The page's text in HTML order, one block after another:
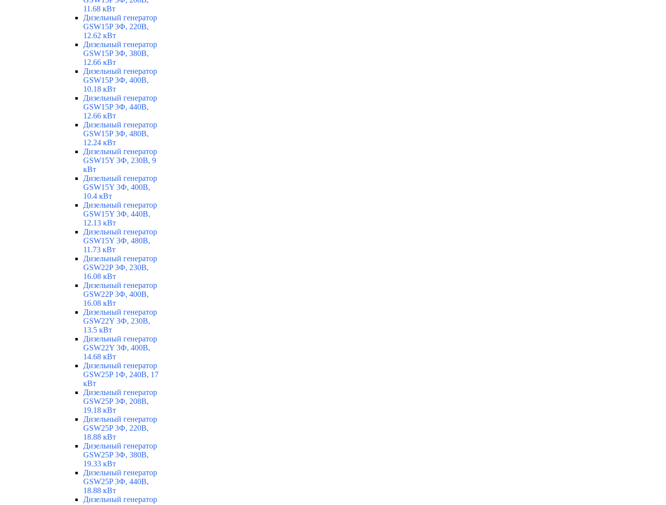
11.68 кВт
Дизельный генератор
GSW15P 3Ф, 220В,
12.62 кВт
Дизельный генератор
GSW15P 3Ф, 380В,
12.66 кВт
Дизельный генератор
GSW15P 3Ф, 400В,
10.18 кВт
Дизельный генератор
GSW15P 3Ф, 440В,
12.66 кВт
Дизельный генератор
GSW15P 3Ф, 480В,
12.24 кВт
Дизельный генератор
GSW15Y 3Ф, 230В, 9
кВт
Дизельный генератор
GSW15Y 3Ф, 400В,
10.4 кВт
Дизельный генератор
GSW15Y 3Ф, 440В,
12.13 кВт
Дизельный генератор
GSW15Y 3Ф, 480В,
11.73 кВт
Дизельный генератор
GSW22P 3Ф, 230В,
16.08 кВт
Дизельный генератор
GSW22P 3Ф, 400В,
16.08 кВт
Дизельный генератор
GSW22Y 3Ф, 230В,
13.5 кВт
Дизельный генератор
GSW22Y 3Ф, 400В,
14.68 кВт
Дизельный генератор
GSW25P 1Ф, 240В, 17
кВт
Дизельный генератор
GSW25P 3Ф, 208В,
19.18 кВт
Дизельный генератор
GSW25P 3Ф, 220В,
18.88 кВт
Дизельный генератор
GSW25P 3Ф, 380В,
19.33 кВт
Дизельный генератор
GSW25P 3Ф, 440В,
18.88 кВт
Дизельный генератор